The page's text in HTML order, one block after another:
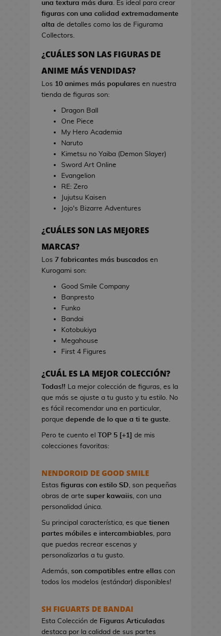
T
a
l
l
a
i
n
J
r
s
d
C
i
B
o
s
d
e
C
i
s
d
e
i
e
o
j
e
g
o
E
s
t
u
c
e
i
d
j
u
e
o
s
L
i
r
e
a
s
d
e
i
d
e
o
j
u
o
s
una textura más dura. Es ideal para crear
figuras con una calidad extremadamente
alta de detalles como las de Figurama
Collectors.
¿CUÁLES SON LAS FIGURAS DE
ANIME MÁS VENDIDAS?
Los 10 animes más populares en nuestra
tienda de figuras son:
Dragon Ball
One Piece
My Hero Academia
Naruto
Kimetsu no Yaiba (Demon Slayer)
Sword Art Online
Evangelion
RE: Zero
Jujutsu Kaisen
Jojo's Bizarre Adventures
¿CUÁLES SON LAS MEJORES
MARCAS?
Los 7 fabricantes más buscados en
Kurogami son:
Good Smile Company
Banpresto
Funko
Bandai
Kotobukiya
Megahouse
First 4 Figures
¿CUÁL ES LA MEJOR COLECCIÓN?
Todas!! La mejor colección de figuras, es la
que más se ajuste a tu gusto y tu estilo. No
es fácil recomendar una en particular,
porque depende de lo que a ti te guste.
Pero te cuento el TOP 5 [+1]
de mis
colecciones favoritas:
NENDOROID DE GOOD SMILE
Estas figuras con estilo SD, son pequeñas
obras de arte super kawaiis, con una
personalidad única.
Su principal característica, es que tienen
partes móbiles e intercambiables, para
que puedas recrear escenas y
personalizarlas a tu gusto.
Además, son compatibles entre ellas con
todos los modelos (estándar) disponibles!
SH FIGUARTS DE BANDAI
Esta Colección de Figuras Articuladas
destaca por la calidad de sus partes